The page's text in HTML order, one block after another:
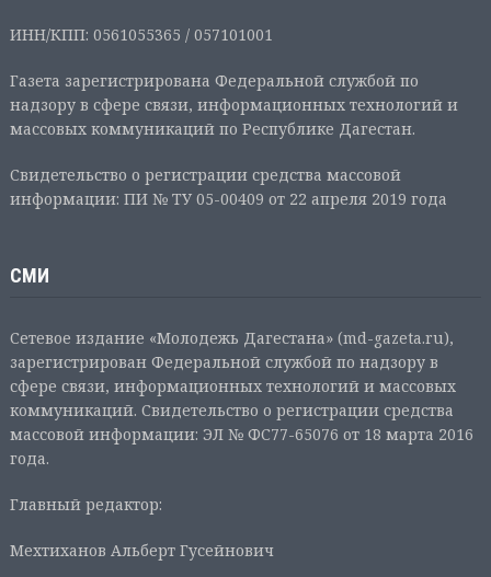
ИНН/КПП: 0561055365 / 057101001
Газета зарегистрирована Федеральной службой по
надзору в сфере связи, информационных технологий и
массовых коммуникаций по Республике Дагестан.
Свидетельство о регистрации средства массовой
информации: ПИ № ТУ 05-00409 от 22 апреля 2019 года
СМИ
Сетевое издание «Молодежь Дагестана» (md-gazeta.ru),
зарегистрирован Федеральной службой по надзору в
сфере связи, информационных технологий и массовых
коммуникаций. Свидетельство о регистрации средства
массовой информации: ЭЛ № ФС77-65076 от 18 марта 2016
года.
Главный редактор:
Мехтиханов Альберт Гусейнович